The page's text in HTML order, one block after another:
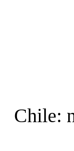
Chile: